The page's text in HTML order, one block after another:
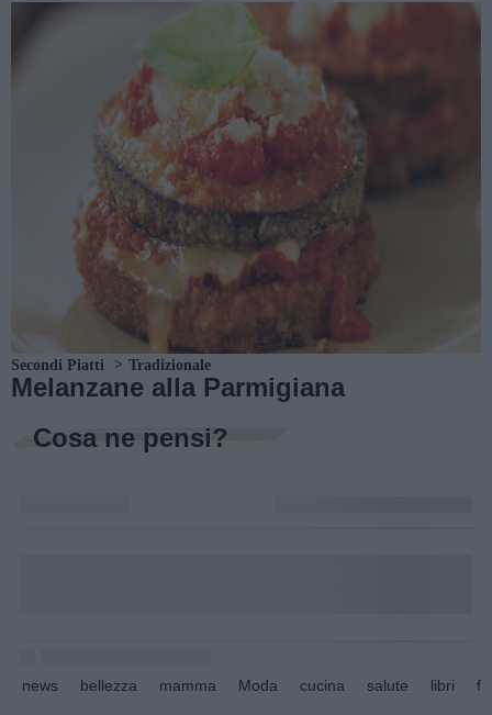
Secondi Piatti Tradizionale
Melanzane alla Parmigiana
Cosa ne pensi?
news bellezza mamma Moda cucina salute libri